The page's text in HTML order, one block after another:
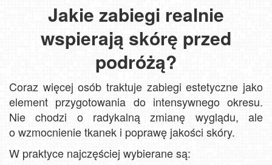
Jakie zabiegi realnie
wspierają skórę przed
podróżą?
Coraz więcej osób traktuje zabiegi estetyczne jako
element przygotowania do intensywnego okresu.
Nie chodzi o radykalną zmianę wyglądu, ale
o wzmocnienie tkanek i poprawę jakości skóry.
W praktyce najczęściej wybierane są: